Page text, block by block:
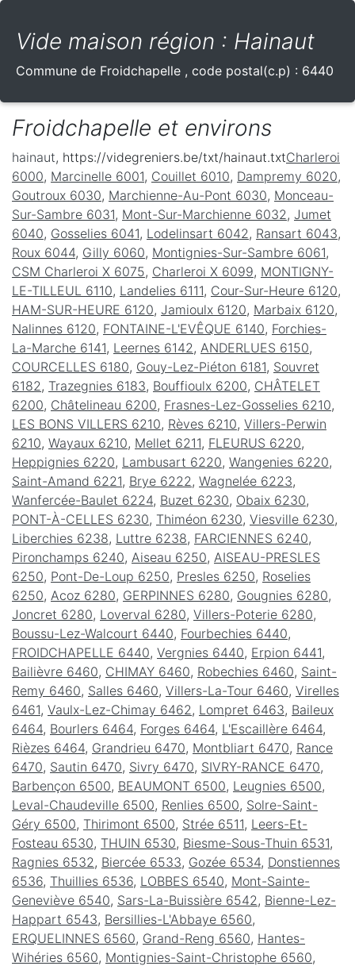
Vide maison région : Hainaut
Commune de Froidchapelle , code postal(c.p) : 6440
Froidchapelle et environs
hainaut, https://videgreniers.be/txt/hainaut.txtCharleroi
6000, Marcinelle 6001, Couillet 6010, Dampremy 6020,
Goutroux 6030, Marchienne-Au-Pont 6030, Monceau-
Sur-Sambre 6031, Mont-Sur-Marchienne 6032 , Jumet
6040, Gosselies 6041, Lodelinsart 6042 , Ransart 6043,
Roux 6044, Gilly 6060, Montignies-Sur-Sambre 6061,
CSM Charleroi X 6075, Charleroi X 6099, MONTIGNY-
LE-TILLEUL 6110, Landelies 6111, Cour-Sur-Heure 6120,
HAM-SUR-HEURE 6120, Jamioulx 6120, Marbaix 6120,
Nalinnes 6120, FONTAINE-L'EVÊQUE 6140, Forchies-
La-Marche 6141, Leernes 6142 , ANDERLUES 6150,
COURCELLES 6180, Gouy-Lez-Piéton 6181, Souvret
6182 , Trazegnies 6183, Bouffioulx 6200, CHÂTELET
6200, Châtelineau 6200, Frasnes-Lez-Gosselies 6210,
LES BONS VILLERS 6210, Rèves 6210, Villers-Perwin
6210, Wayaux 6210, Mellet 6211, FLEURUS 6220,
Heppignies 6220, Lambusart 6220, Wangenies 6220,
Saint-Amand 6221, Brye 6222 , Wagnelée 6223,
Wanfercée-Baulet 6224, Buzet 6230, Obaix 6230,
PONT-À-CELLES 6230, Thiméon 6230, Viesville 6230,
Liberchies 6238, Luttre 6238, FARCIENNES 6240,
Pironchamps 6240, Aiseau 6250, AISEAU-PRESLES
6250, Pont-De-Loup 6250, Presles 6250, Roselies
6250, Acoz 6280, GERPINNES 6280, Gougnies 6280,
Joncret 6280, Loverval 6280, Villers-Poterie 6280,
Boussu-Lez-Walcourt 6440, Fourbechies 6440,
FROIDCHAPELLE 6440, Vergnies 6440, Erpion 6441,
Bailièvre 6460, CHIMAY 6460, Robechies 6460, Saint-
Remy 6460, Salles 6460, Villers-La-Tour 6460, Virelles
6461, Vaulx-Lez-Chimay 6462 , Lompret 6463, Baileux
6464, Bourlers 6464, Forges 6464, L'Escaillère 6464,
Rièzes 6464, Grandrieu 6470, Montbliart 6470, Rance
6470, Sautin 6470, Sivry 6470, SIVRY-RANCE 6470,
Barbençon 6500, BEAUMONT 6500, Leugnies 6500,
Leval-Chaudeville 6500, Renlies 6500, Solre-Saint-
Géry 6500, Thirimont 6500, Strée 6511, Leers-Et-
Fosteau 6530, THUIN 6530, Biesme-Sous-Thuin 6531,
Ragnies 6532 , Biercée 6533, Gozée 6534, Donstiennes
6536, Thuillies 6536, LOBBES 6540, Mont-Sainte-
Geneviève 6540, Sars-La-Buissière 6542 , Bienne-Lez-
Happart 6543, Bersillies-L'Abbaye 6560,
ERQUELINNES 6560, Grand-Reng 6560, Hantes-
Wihéries 6560, Montignies-Saint-Christophe 6560,